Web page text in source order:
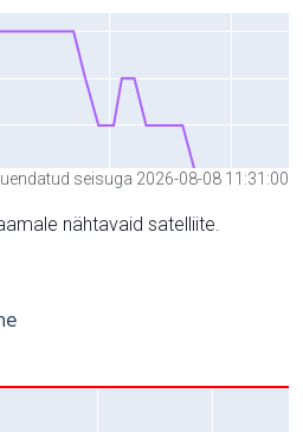
seisuga 2026-08-08 11:31:00
nähtavaid satelliite.